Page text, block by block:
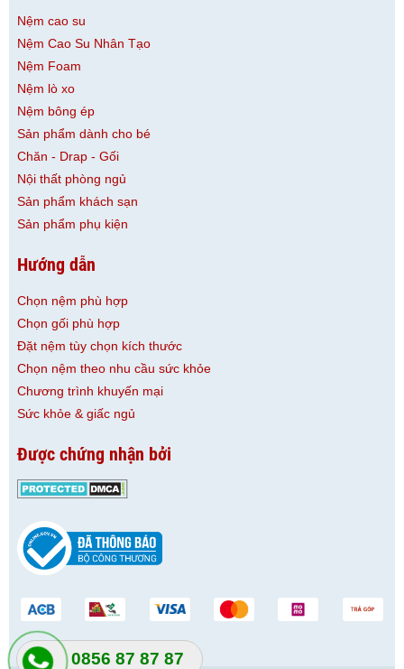
Nệm cao su
Nệm Cao Su Nhân Tạo
Nệm Foam
Nệm lò xo
Nệm bông ép
Sản phẩm dành cho bé
Chăn - Drap - Gối
Nội thất phòng ngủ
Sản phẩm khách sạn
Sản phẩm phụ kiện
Hướng dẫn
Chọn nệm phù hợp
Chọn gối phù hợp
Đặt nệm tùy chọn kích thước
Chọn nệm theo nhu cầu sức khỏe
Chương trình khuyến mại
Sức khỏe & giấc ngủ
Được chứng nhận bởi
0856 87 87 87